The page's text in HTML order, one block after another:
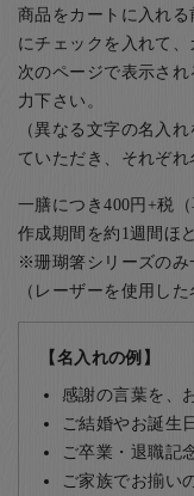
商品をカートに入れ
にチェックを入れて、
次のページで表示さ
力下さい。
（異なる文字の名入
ていただき、それぞれ
一膳につき400円+税
作成期間を約1週間ほ
※珊瑚箸シリーズのみ
（レーザーを使用した
【名入れの例】
感謝の言葉を、
ご結婚やお誕生
ご卒業・退職記
ご家族でお揃い